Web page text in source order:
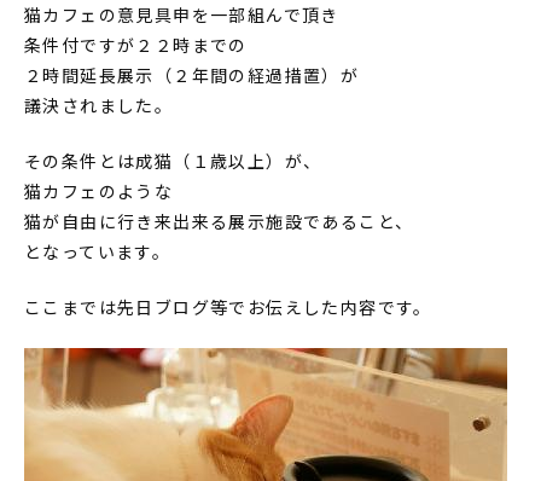
猫カフェの意見具申を一部組んで頂き
条件付ですが２２時までの
２時間延長展示（２年間の経過措置）が
議決されました。
その条件とは成猫（１歳以上）が、
猫カフェのような
猫が自由に行き来出来る展示施設であること、
となっています。
ここまでは先日ブログ等でお伝えした内容です。